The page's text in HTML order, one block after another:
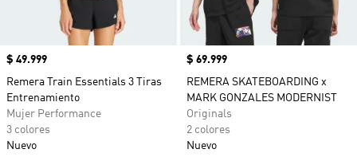
Precio
$ 49.999
Remera Train Essentials 3 Tiras
Entrenamiento
Mujer Performance
3 colores
Nuevo
Precio
$ 69.999
REMERA SKATEBOARDING x
MARK GONZALES MODERNIST
Originals
2 colores
Nuevo